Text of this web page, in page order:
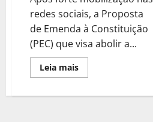
redes sociais, a Proposta
de Emenda à Constituição
(PEC) que visa abolir a...
Leia maisLeia
mais
sobre